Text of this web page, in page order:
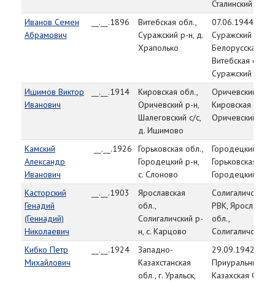
Сталинский р-н
Иванов Семен
Абрамович
__.__.1896
Витебская обл.,
Суражский р-н, д.
Храполько
07.06.1944,
Суражский РВК,
Белорусская
Витебская обл.,
Суражский р-н
Ишимов Виктор
Иванович
__.__.1914
Кировская обл.,
Оричевский р-н,
Шалеговский с/с,
д. Ишимово
Оричевский РВК,
Кировская обл.,
Оричевский р-н
Камский
Александр
Иванович
__.__.1926
Горьковская обл.,
Городецкий р-н,
с. Слоново
Городецкий РВК,
Горьковская
Городецкий р-н
Касторский
Генадий
(Геннадий)
Николаевич
__.__.1903
Ярославская
обл.,
Солигаличский р-
н, с. Карцово
Солигаличский
РВК,
обл.,
Солигаличский
Кибко Петр
Михайлович
__.__.1924
Западно-
Казахстанская
обл., г. Уральск,
29.09.1942,
Приуральный
Казахская ССР,